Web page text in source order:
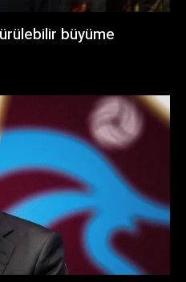
büyüme